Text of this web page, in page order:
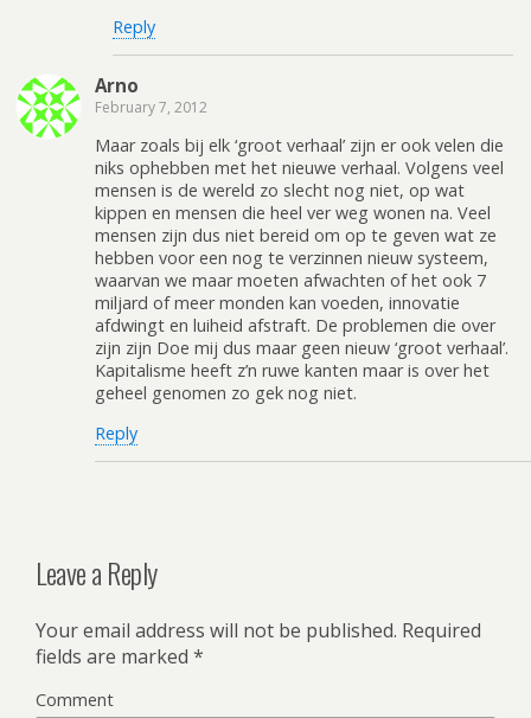
Reply
Arno
February 7, 2012
Maar zoals bij elk ‘groot verhaal’ zijn er ook velen die
niks ophebben met het nieuwe verhaal. Volgens veel
mensen is de wereld zo slecht nog niet, op wat
kippen en mensen die heel ver weg wonen na. Veel
mensen zijn dus niet bereid om op te geven wat ze
hebben voor een nog te verzinnen nieuw systeem,
waarvan we maar moeten afwachten of het ook 7
miljard of meer monden kan voeden, innovatie
afdwingt en luiheid afstraft. De problemen die over
zijn zijn Doe mij dus maar geen nieuw ‘groot verhaal’.
Kapitalisme heeft z’n ruwe kanten maar is over het
geheel genomen zo gek nog niet.
Reply
Leave a Reply
Your email address will not be published. Required
fields are marked *
Comment